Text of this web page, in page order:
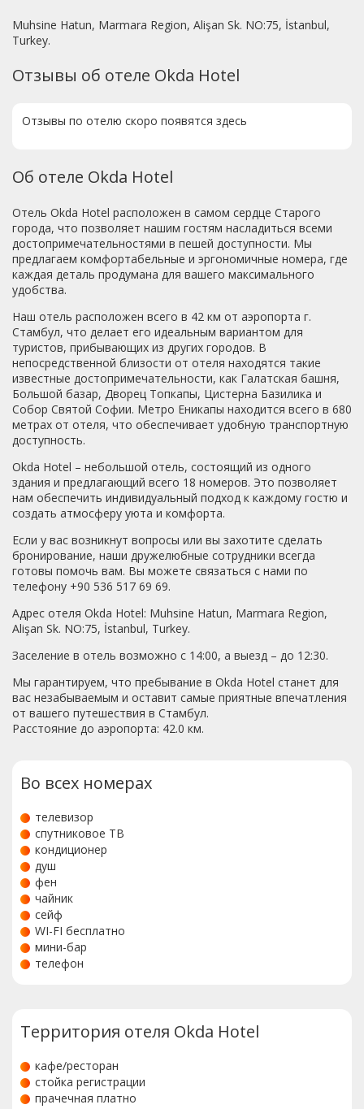
Muhsine Hatun, Marmara Region, Alişan Sk. NO:75, İstanbul,
Turkey.
Отзывы об отеле Okda Hotel
Отзывы по отелю скоро появятся здесь
Об отеле Okda Hotel
Отель Okda Hotel расположен в самом сердце Старого
города, что позволяет нашим гостям насладиться всеми
достопримечательностями в пешей доступности. Мы
предлагаем комфортабельные и эргономичные номера, где
каждая деталь продумана для вашего максимального
удобства.
Наш отель расположен всего в 42 км от аэропорта г.
Стамбул, что делает его идеальным вариантом для
туристов, прибывающих из других городов. В
непосредственной близости от отеля находятся такие
известные достопримечательности, как Галатская башня,
Большой базар, Дворец Топкапы, Цистерна Базилика и
Собор Святой Софии. Метро Еникапы находится всего в 680
метрах от отеля, что обеспечивает удобную транспортную
доступность.
Okda Hotel – небольшой отель, состоящий из одного
здания и предлагающий всего 18 номеров. Это позволяет
нам обеспечить индивидуальный подход к каждому гостю и
создать атмосферу уюта и комфорта.
Если у вас возникнут вопросы или вы захотите сделать
бронирование, наши дружелюбные сотрудники всегда
готовы помочь вам. Вы можете связаться с нами по
телефону +90 536 517 69 69.
Адрес отеля Okda Hotel: Muhsine Hatun, Marmara Region,
Alişan Sk. NO:75, İstanbul, Turkey.
Заселение в отель возможно с 14:00, а выезд – до 12:30.
Мы гарантируем, что пребывание в Okda Hotel станет для
вас незабываемым и оставит самые приятные впечатления
от вашего путешествия в Стамбул.
Расстояние до аэропорта: 42.0 км.
Во всех номерах
телевизор
спутниковое ТВ
кондиционер
душ
фен
чайник
сейф
WI-FI бесплатно
мини-бар
телефон
Территория отеля Okda Hotel
кафе/ресторан
стойка регистрации
прачечная платно